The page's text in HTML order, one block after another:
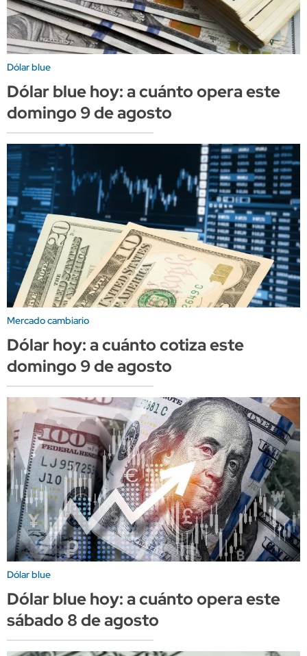
Dólar blue
Dólar blue hoy: a cuánto opera este
domingo 9 de agosto
Mercado cambiario
Dólar hoy: a cuánto cotiza este
domingo 9 de agosto
Dólar blue
Dólar blue hoy: a cuánto opera este
sábado 8 de agosto